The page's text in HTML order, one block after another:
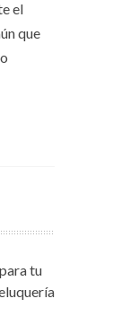
el
que
tu